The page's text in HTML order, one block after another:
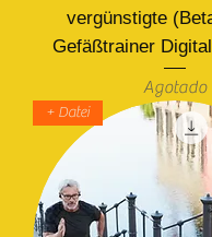
vergünstigte
Gefäßtrainer
Agotado
+ Datei